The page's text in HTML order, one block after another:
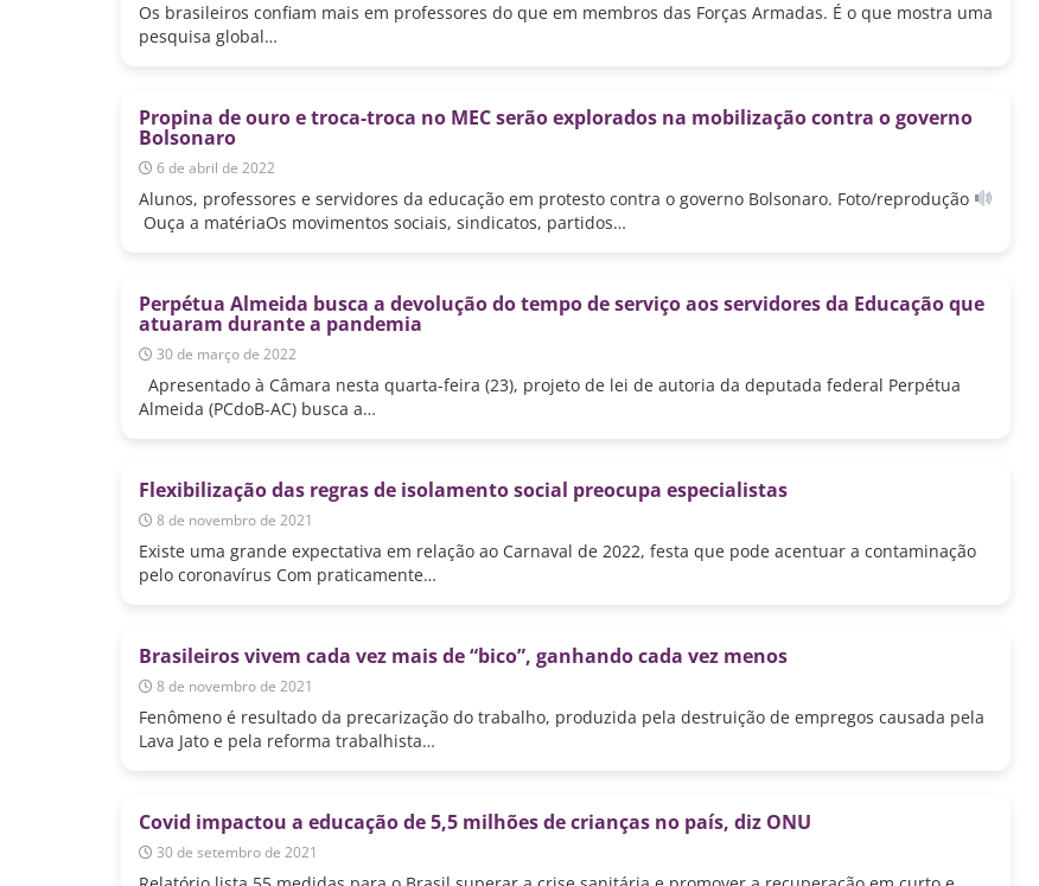
Os brasileiros confiam mais em professores do que em membros das Forças Armadas. É o que mostra uma
pesquisa global…
Propina de ouro e troca-troca no MEC serão explorados na mobilização contra o governo
Bolsonaro
6 de abril de 2022
Alunos, professores e servidores da educação em protesto contra o governo Bolsonaro. Foto/reprodução
Ouça a matériaOs movimentos sociais, sindicatos, partidos…
Perpétua Almeida busca a devolução do tempo de serviço aos servidores da Educação que
atuaram durante a pandemia
30 de março de 2022
Apresentado à Câmara nesta quarta-feira (23), projeto de lei de autoria da deputada federal Perpétua
Almeida (PCdoB-AC) busca a…
Flexibilização das regras de isolamento social preocupa especialistas
8 de novembro de 2021
Existe uma grande expectativa em relação ao Carnaval de 2022, festa que pode acentuar a contaminação
pelo coronavírus Com praticamente…
Brasileiros vivem cada vez mais de “bico”, ganhando cada vez menos
8 de novembro de 2021
Fenômeno é resultado da precarização do trabalho, produzida pela destruição de empregos causada pela
Lava Jato e pela reforma trabalhista…
Covid impactou a educação de 5,5 milhões de crianças no país, diz ONU
30 de setembro de 2021